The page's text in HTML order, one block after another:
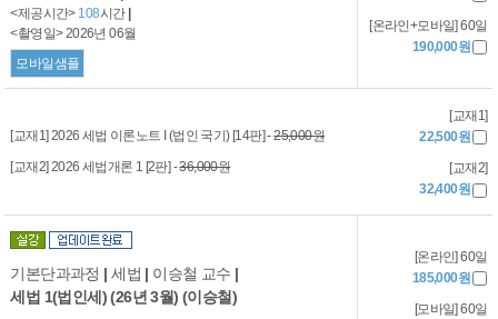
<제공시간> 108시간
<촬영일> 2026년 06월
모바일샘플
[온라인+모바일] 60일
190,000원
[교재1] 2026 세법 이론노트 I (법인 국기) [14판] -25,000원
[교재2] 2026 세법개론 1 [2판] -36,000원
[교재1]
22,500원
[교재2]
32,400원
기본단과과정 | 세법 | 이승철 교수 |
세법 1(법인세) (26년 3월) (이승철)
[온라인] 60일
185,000원
[모바일] 60일